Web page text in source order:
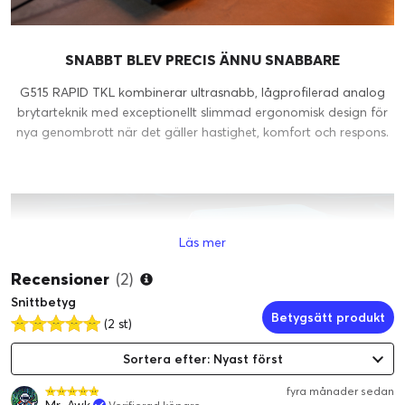
SNABBT BLEV PRECIS ÄNNU SNABBARE
G515 RAPID TKL kombinerar ultrasnabb, lågprofilerad analog
brytarteknik med exceptionellt slimmad ergonomisk design för
nya genombrott när det gäller hastighet, komfort och respons.
ANPASSNINGSBAR AKTIVERING
Läs mer
Recensioner (2)
Snittbetyg
(2 st)
Betygsätt produkt
Sortera efter: Nyast först
fyra månader sedan